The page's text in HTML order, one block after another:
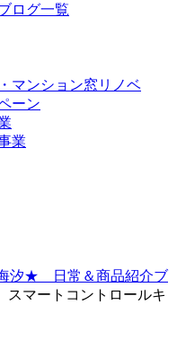
ログ一覧
マンション窓リノベ
ーン
業
汐★ 日常＆商品紹介ブ
マートコントロールキ